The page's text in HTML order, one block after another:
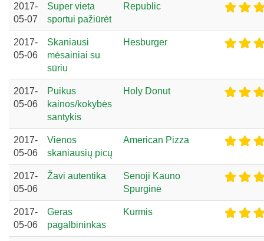
2017-
05-07
Super vieta
sportui pažiūrėt
Republic
2017-
05-06
Skaniausi
mėsainiai su
sūriu
Hesburger
2017-
05-06
Puikus
kainos/kokybės
santykis
Holy Donut
2017-
05-06
Vienos
skaniausių picų
American Pizza
2017-
05-06
Žavi autentika
Senoji Kauno
Spurginė
2017-
05-06
Geras
pagalbininkas
Kurmis